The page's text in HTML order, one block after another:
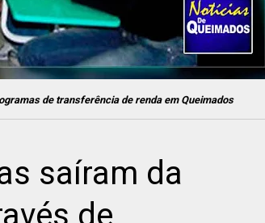
de transferência de renda em Queimados
saíram da